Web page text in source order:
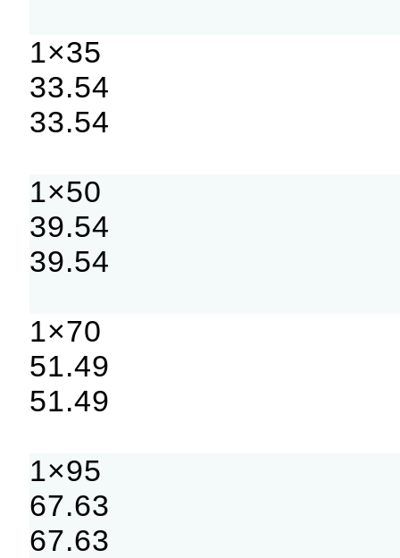
1×35
33.54
33.54
1×50
39.54
39.54
1×70
51.49
51.49
1×95
67.63
67.63